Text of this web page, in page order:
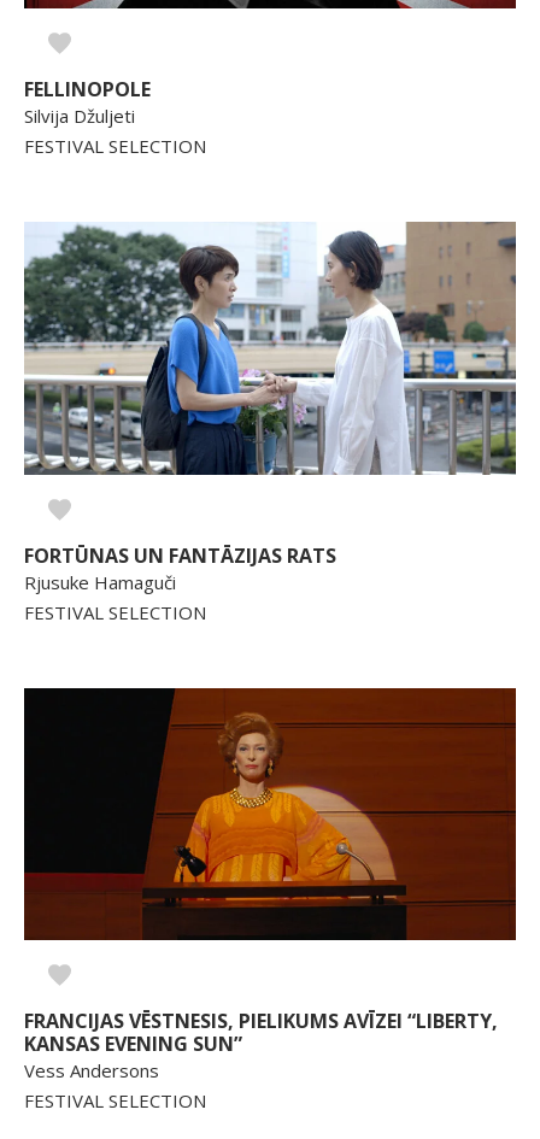
FELLINOPOLE
Silvija Džuljeti
FESTIVAL SELECTION
FORTŪNAS UN FANTĀZIJAS RATS
Rjusuke Hamaguči
FESTIVAL SELECTION
FRANCIJAS VĒSTNESIS, PIELIKUMS AVĪZEI “LIBERTY,
KANSAS EVENING SUN”
Vess Andersons
FESTIVAL SELECTION